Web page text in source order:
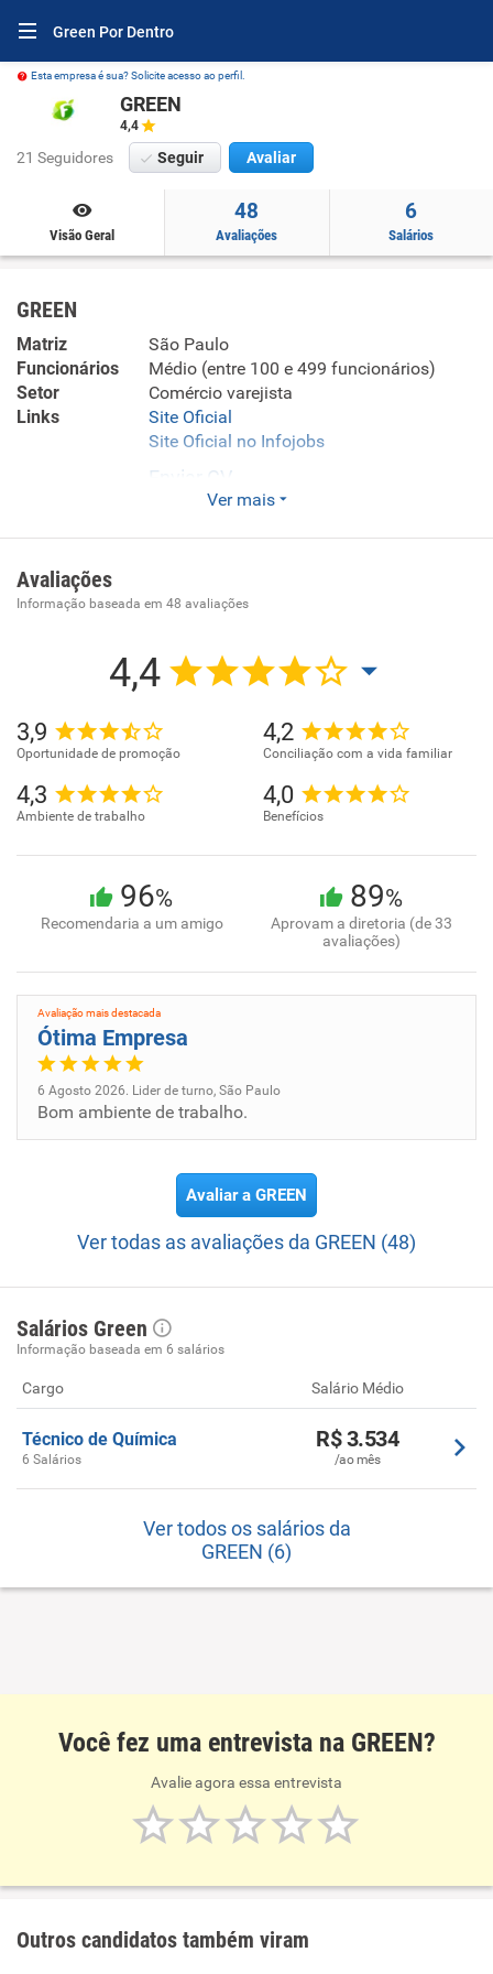
Green Por Dentro
Esta empresa é sua? Solicite acesso ao perfil.
GREEN
4,4
21 Seguidores Seguir Avaliar
Visão Geral
48
Avaliações
6
Salários
GREEN
Matriz
São Paulo
Funcionários
Médio (entre 100 e 499 funcionários)
Setor
Comércio varejista
Links
Site Oficial
Site Oficial no Infojobs
Enviar CV
principais shoppings de São Paulo e capitais brasileiras.
Ver mais
Avaliações
Informação baseada em 48 avaliações
4,4
3,9
Oportunidade de promoção
4,2
Conciliação com a vida familiar
4,3
Ambiente de trabalho
4,0
Benefícios
96%
Recomendaria a um amigo
89%
Aprovam a diretoria (de 33
avaliações)
Avaliação mais destacada
Ótima Empresa
6 Agosto 2026. Lider de turno, São Paulo
Bom ambiente de trabalho.
Avaliar a GREEN
Ver todas as avaliações da GREEN (48)
Salários Green
Informação baseada em 6 salários
Cargo Salário Médio
Técnico de Química
6 Salários
R$ 3.534
/ao mês
Ver todos os salários da
GREEN (6)
Você fez uma entrevista na GREEN?
Avalie agora essa entrevista
Outros candidatos também viram